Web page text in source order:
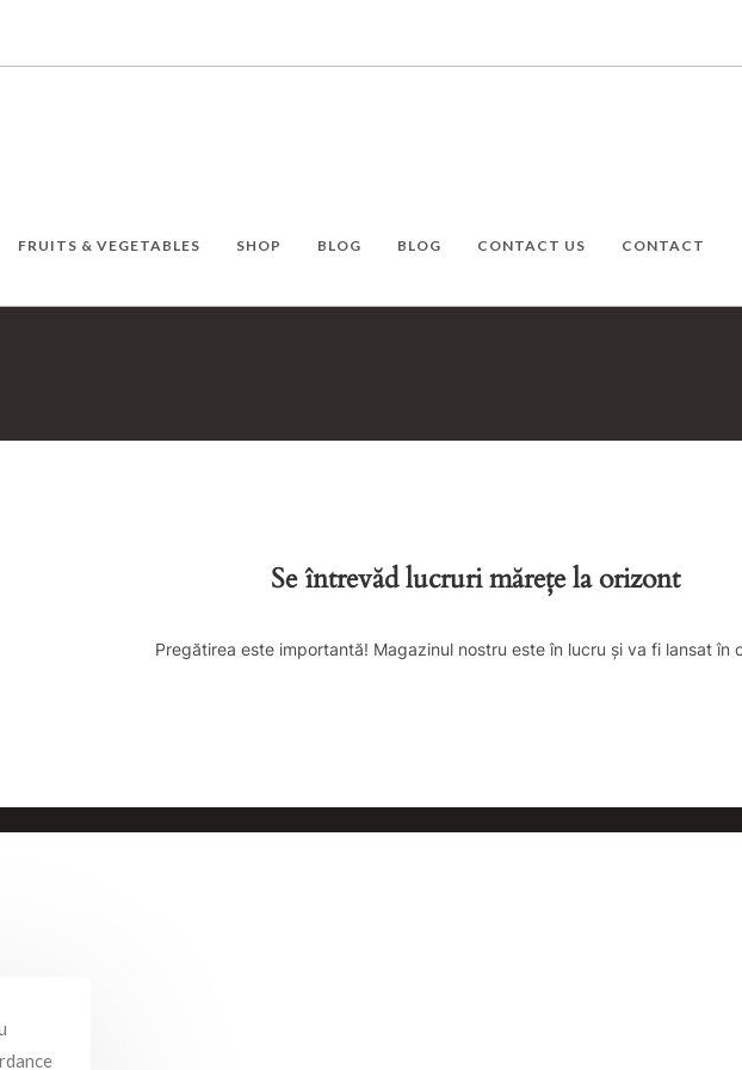
FRUITS & VEGETABLES SHOP BLOG BLOG CONTACT US CONTACT
Se întrevăd lucruri mărețe la orizont
Pregătirea este importantă! Magazinul nostru este în lucru și va fi lansat în